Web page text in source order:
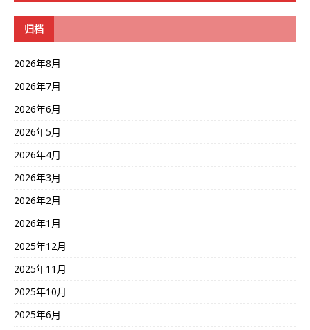
归档
2026年8月
2026年7月
2026年6月
2026年5月
2026年4月
2026年3月
2026年2月
2026年1月
2025年12月
2025年11月
2025年10月
2025年6月